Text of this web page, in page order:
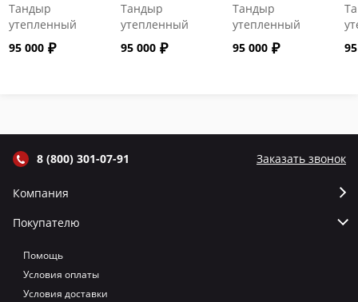
Тандыр
утепленный
"Сармат" с
откидной
95 000
Тандыр
утепленный
"Сармат" с
откидной
95 000
Тандыр
утепленный
"Сармат" с
откидной
95 000
8 (800) 301-07-91 Заказать звонок
Компания
Покупателю
Помощь
Условия оплаты
Условия доставки